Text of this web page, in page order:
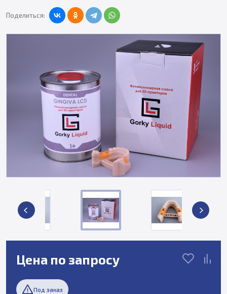
Поделиться:
Цена по запросу
Под заказ